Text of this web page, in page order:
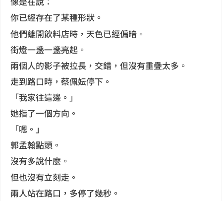
你已經存在了某種形狀。
他們離開飲料店時，天色已經偏暗。
街燈一盞一盞亮起。
兩個人的影子被拉長，交錯，但沒有重疊太多。
走到路口時，蔡佩妘停下。
「我家往這邊。」
她指了一個方向。
「嗯。」
郭孟翰點頭。
沒有多說什麼。
但也沒有立刻走。
兩人站在路口，多停了幾秒。